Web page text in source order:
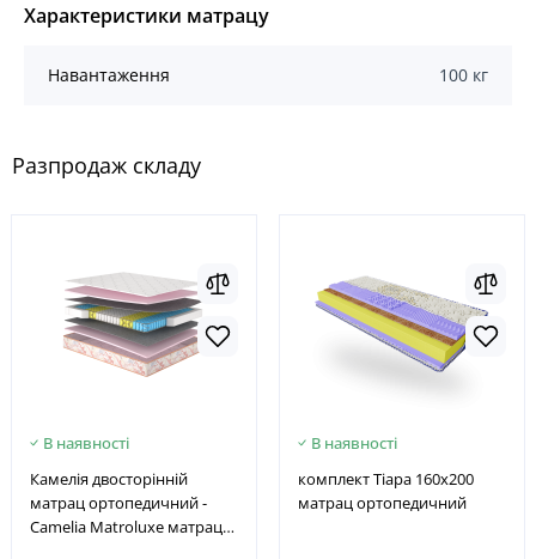
Характеристики матрацу
Навантаження 100 кг
Разпродаж складу
В наявності
Камелія двосторінній
матрац ортопедичний -
Camelia Matroluxe матрац
В наявності
комплект Тіара 160x200
матрац ортопедичний